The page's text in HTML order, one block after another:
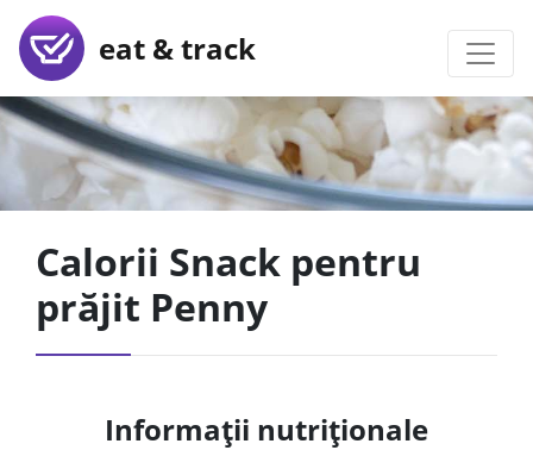
eat & track
Calorii Snack pentru
prăjit Penny
Informații nutriționale